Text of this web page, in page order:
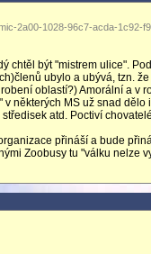
2a00-1028-96c7-acda-1c92-
chtěl být "mistrem ulice".
ubylo a ubývá, tzn.
oblastí?) Amorální a v
některých MS už snad
atd. Poctiví
přináší a bude
Zoobusy tu "válku nelze